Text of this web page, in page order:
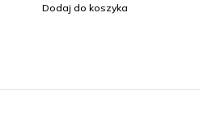
Dodaj do koszyka